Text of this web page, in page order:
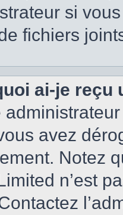
si
fichiers
ai-je reçu
avez
Notez
n’est